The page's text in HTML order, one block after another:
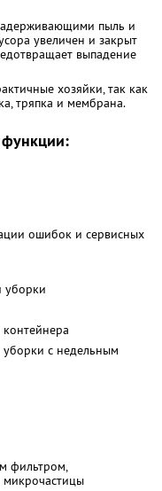
пыль и
увеличен и закрыт
выпадение
хозяйки, так как
тряпка и мембрана.
функции:
ошибок и сервисных
уборки
с недельным
фильтром,